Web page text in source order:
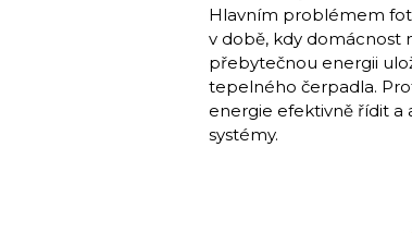
Hlavním problémem
v době, kdy domácnost
přebytečnou energii
tepelného čerpadla.
energie efektivně řídit
systémy.